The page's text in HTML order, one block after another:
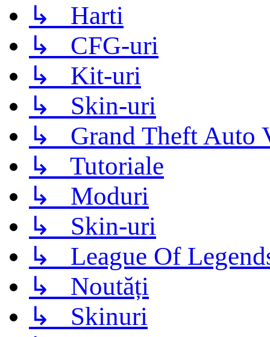
↳ Harti
↳ CFG-uri
↳ Kit-uri
↳ Skin-uri
↳ Grand Theft Auto
↳ Tutoriale
↳ Moduri
↳ Skin-uri
↳ League Of
↳ Noutăți
↳ Skinuri